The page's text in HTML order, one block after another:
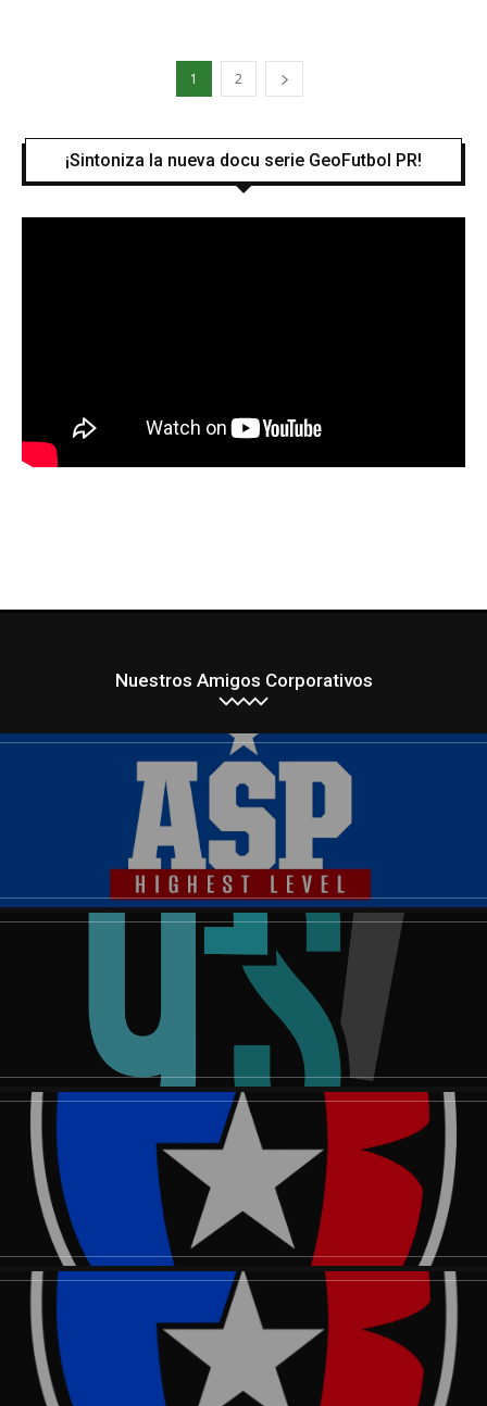
1 2
¡Sintoniza la nueva docu serie GeoFutbol PR!
Nuestros Amigos Corporativos